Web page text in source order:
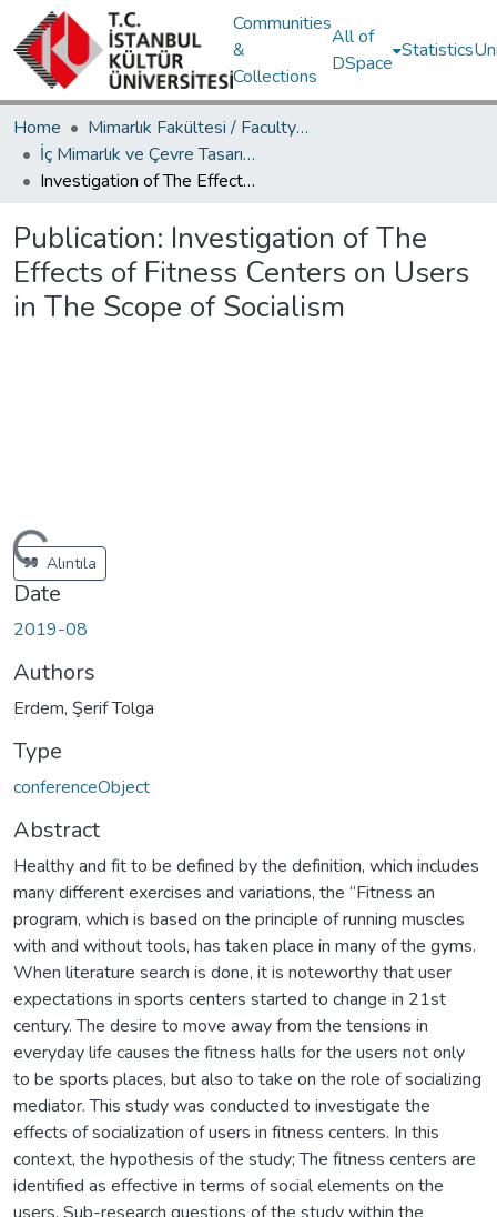
Communities
&
Collections
All of
DSpace
Statistics
Home
Mimarlık Fakültesi / Faculty of Architecture
İç Mimarlık ve Çevre Tasarımı Bölümü / Department of Interior Architecture and Environmental Design
Investigation of The Effects of Fitness Centers on Users in The Scope of Socialism
Publication: Investigation of The
Effects of Fitness Centers on Users
in The Scope of Socialism
Alıntıla
Date
2019-08
Authors
Erdem, Şerif Tolga
Type
conferenceObject
Abstract
Healthy and fit to be defined by the definition, which includes
many different exercises and variations, the “Fitness an
program, which is based on the principle of running muscles
with and without tools, has taken place in many of the gyms.
When literature search is done, it is noteworthy that user
expectations in sports centers started to change in 21st
century. The desire to move away from the tensions in
everyday life causes the fitness halls for the users not only
to be sports places, but also to take on the role of socializing
mediator. This study was conducted to investigate the
effects of socialization of users in fitness centers. In this
context, the hypothesis of the study; The fitness centers are
identified as effective in terms of social elements on the